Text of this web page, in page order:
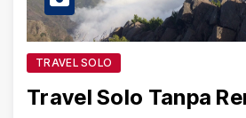
TRAVEL SOLO
Travel Solo Tanpa